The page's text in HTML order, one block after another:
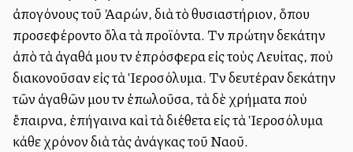
ἀπογόνους τοῦ Ἀαρών, διὰ τὸ θυσιαστήριον, ὅπου
προσεφέροντο ὅλα τὰ προϊόντα. Τὴν πρώτην δεκάτην
ἀπὸ τὰ ἀγαθά μου τὴν ἐπρόσφερα εἰς τοὺς Λευίτας, ποὺ
διακονοῦσαν εἰς τὰ Ἱεροσόλυμα. Τὴν δευτέραν δεκάτην
τῶν ἀγαθῶν μου τὴν ἐπωλοῦσα, τὰ δὲ χρήματα ποὺ
ἔπαιρνα, ἐπήγαινα καὶ τὰ διέθετα εἰς τὰ Ἱεροσόλυμα
κάθε χρόνον διὰ τὰς ἀνάγκας τοῦ Ναοῦ.